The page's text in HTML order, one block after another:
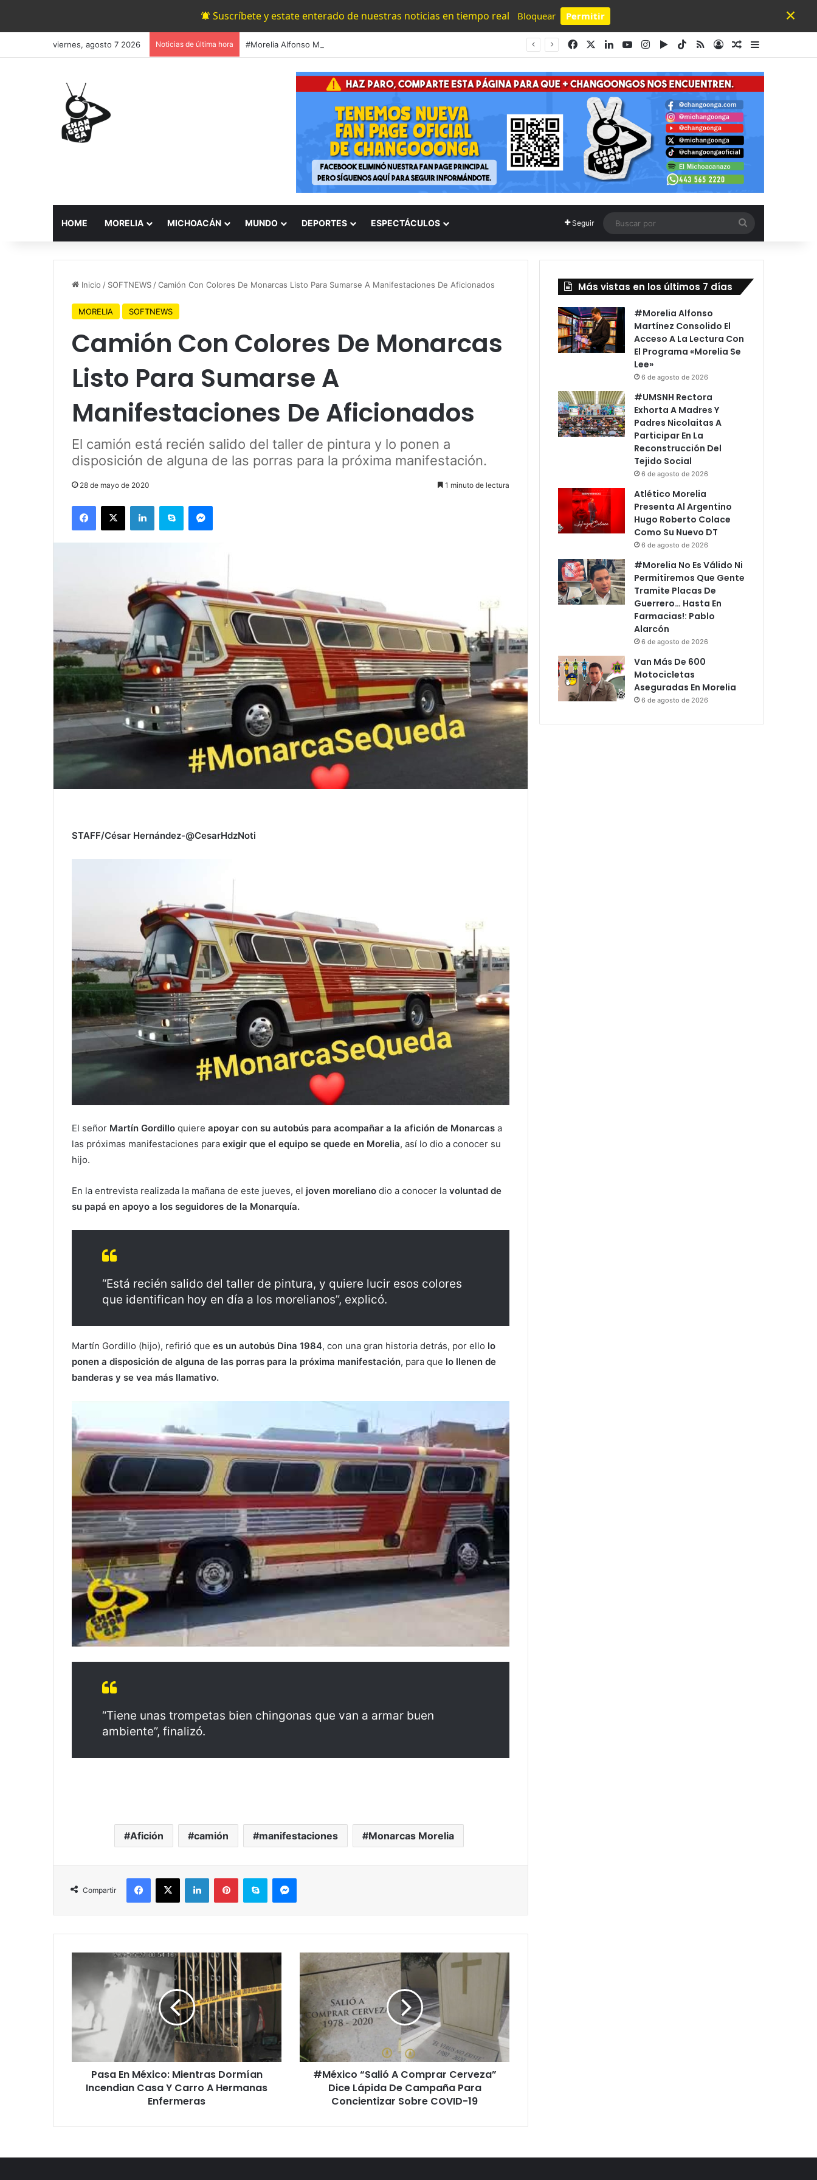
Suscríbete y estate enterado de nuestras noticias en tiempo real Bloquear Permitir
Powered by SendPulse
×
viernes, agosto 7 2026 Noticias de última hora FacebookLinkedInYouTubeInstagram
Google Play
TikTok
RSS AccesoPublicación al
HOME MORELIA MICHOACÁN MUNDO DEPORTES ESPECTÁCULOS Seguir
por
Inicio / SOFTNEWS /Camión Con Colores De Monarcas Listo Para Sumarse A Manifestaciones De Aficionados
MORELIA SOFTNEWS
Camión Con Colores De Monarcas
Listo Para Sumarse A
Manifestaciones De Aficionados
El camión está recién salido del taller de pintura y lo ponen a
disposición de alguna de las porras para la próxima manifestación.
28 de mayo de 2020 1 minuto de lectura
STAFF/César Hernández-@CesarHdzNoti
El señor Martín Gordillo quiere apoyar con su autobús para acompañar a la afición de Monarcas a
las próximas manifestaciones para exigir que el equipo se quede en Morelia, así lo dio a conocer su
hijo.
En la entrevista realizada la mañana de este jueves, el joven moreliano dio a conocer la voluntad de
su papá en apoyo a los seguidores de la Monarquía.
“Está recién salido del taller de pintura, y quiere lucir esos colores
que identifican hoy en día a los morelianos”, explicó.
Martín Gordillo (hijo), refirió que es un autobús Dina 1984, con una gran historia detrás, por ello lo
ponen a disposición de alguna de las porras para la próxima manifestación, para que lo llenen de
banderas y se vea más llamativo.
“Tiene unas trompetas bien chingonas que van a armar buen
ambiente”, finalizó.
Afición camión manifestaciones Monarcas Morelia
Compartir
M
x
M
Pasa En México: Mientras Dormían
Incendian Casa Y Carro A Hermanas
Enfermeras
#
M
é
x
c
o
“
S
A
#México “Salió A Comprar Cerveza”
Dice Lápida De Campaña Para
Concientizar Sobre COVID-19
Más vistas en los últimos 7 días
#Morelia Alfonso
Martínez Consolido El
Acceso A La Lectura Con
El Programa «Morelia Se
Lee»
6 de agosto de 2026
#UMSNH Rectora
Exhorta A Madres Y
Padres Nicolaitas A
Participar En La
Reconstrucción Del
Tejido Social
6 de agosto de 2026
Atlético Morelia
Presenta Al Argentino
Hugo Roberto Colace
Como Su Nuevo DT
6 de agosto de 2026
#Morelia No Es Válido Ni
Permitiremos Que Gente
Tramite Placas De
Guerrero… Hasta En
Farmacias!: Pablo
Alarcón
6 de agosto de 2026
Van Más De 600
Motocicletas
Aseguradas En Morelia
6 de agosto de 2026